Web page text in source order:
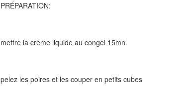
PRÉPARATION:
mettre la crème liquide au congel 15mn.
pelez les poires et les couper en petits cubes